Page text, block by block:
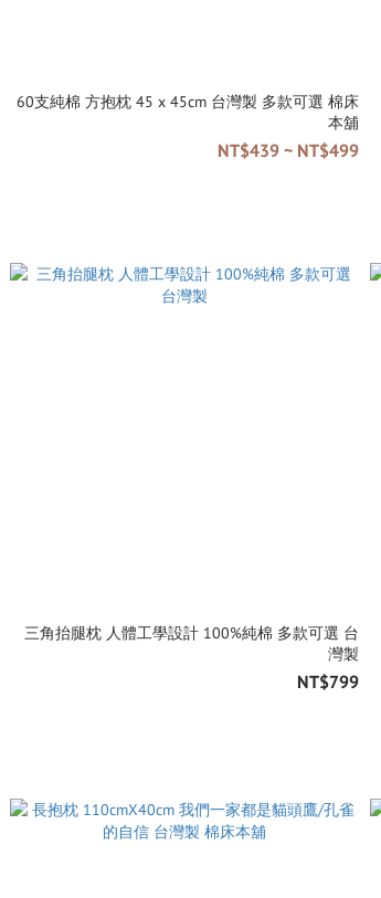
60支純棉 方抱枕 45 x 45cm 台灣製 多款可選 棉床
本舖
NT$439 ~ NT$499
三角抬腿枕 人體工學設計 100%純棉 多款可選 台
灣製
NT$799